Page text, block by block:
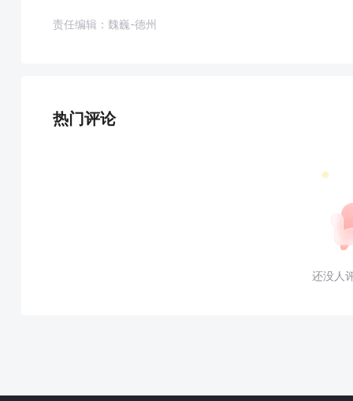
责任编辑：魏巍-德州
热门评论
还没人